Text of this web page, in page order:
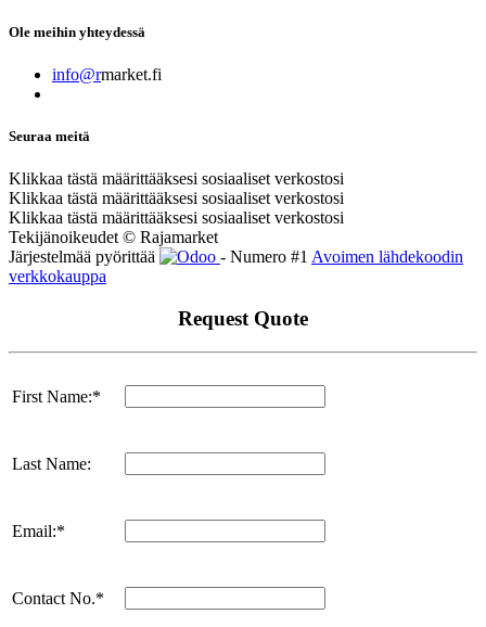
Ole meihin yhteydessä
info@rmarket.fi
Seuraa meitä
Klikkaa tästä määrittääksesi sosiaaliset verkostosi
Klikkaa tästä määrittääksesi sosiaaliset verkostosi
Klikkaa tästä määrittääksesi sosiaaliset verkostosi
Tekijänoikeudet © Rajamarket
Järjestelmää pyörittää
- Numero #1 Avoimen lähdekoodin
verkkokauppa
Request Quote
First Name:*
Last Name:
Email:*
Contact No.*